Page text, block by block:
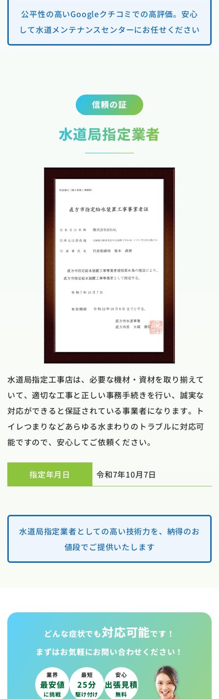
公平性の高いGoogleクチコミでの高評価。安心
して水道メンテナンスセンターにお任せください
信頼の証
水道局指定業者
水道局指定工事店は、必要な機材・資材を取り揃えて
いて、適切な工事と正しい事務手続きを行い、誠実な
対応ができると保証されている事業者になります。ト
イレつまりなどあらゆる水まわりのトラブルに対応可
能ですので、安心してご依頼ください。
指定年月日 令和7年10月7日
水道局指定業者としての高い技術力を、納得のお
値段でご提供いたします
どんな症状でも対応可能です！
まずはお気軽にお問い合わせください！
業界
最安値
に挑戦
最短
25分
駆け付け
安心
出張見積
無料